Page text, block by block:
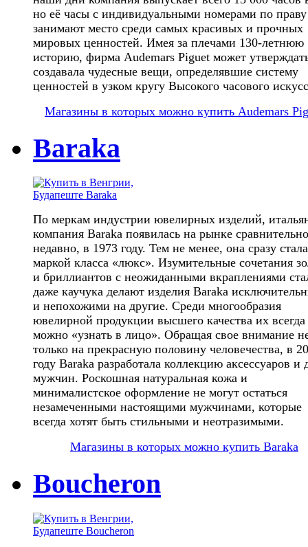
но её часы с индивидуальными номерами по праву
занимают место среди самых красивых и прочных
мировых ценностей. Имея за плечами 130-летнюю
историю, фирма Audemars Piguet может
создавала чудесные вещи, определявшие систему
ценностей в узком кругу Высокого часового
Магазины в которых можно купить Audemars
Baraka
По меркам индустрии ювелирных изделий,
компания Baraka появилась на рынке сравнительно
недавно, в 1973 году. Тем не менее, она сразу стала
маркой класса «люкс». Изумительные сочетания
и бриллиантов с неожиданными вкраплениями
даже каучука делают изделия Baraka
и непохожими на другие. Среди многообразия
ювелирной продукции высшего качества их всегда
можно «узнать в лицо». Обращая свое внимание
только на прекрасную половину человечества, в
году Baraka разработала коллекцию аксессуаров и
мужчин. Роскошная натуральная кожа и
минималистское оформление не могут остаться
незамеченными настоящими мужчинами, которые
всегда хотят быть стильными и неотразимыми.
Магазины в которых можно купить Baraka
Boucheron